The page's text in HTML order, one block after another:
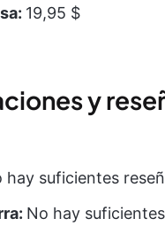
19,95 $
y
hay suficientes
No hay